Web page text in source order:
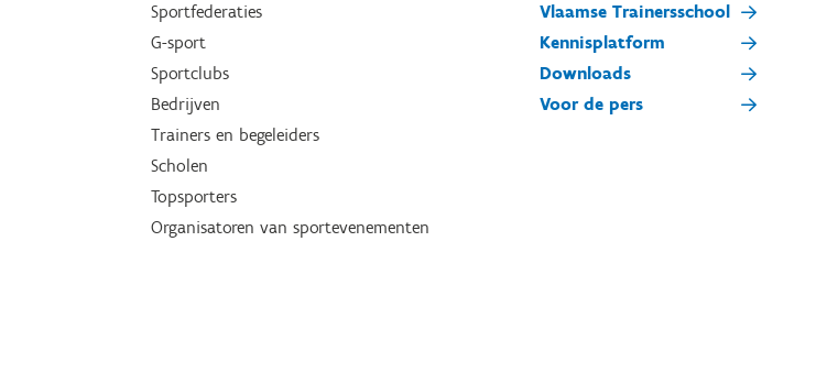
Sportfederaties
G-sport
Sportclubs
Bedrijven
Trainers en begeleiders
Scholen
Topsporters
Organisatoren van sportevenementen
Vlaamse Trainersschool
Kennisplatform
Downloads
Voor de pers